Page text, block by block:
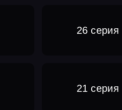
26 серия
21 серия